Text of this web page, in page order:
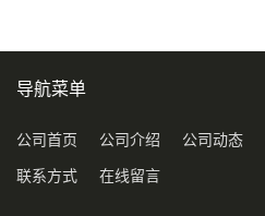
导航菜单
公司首页 公司介绍 公司动态
联系方式 在线留言